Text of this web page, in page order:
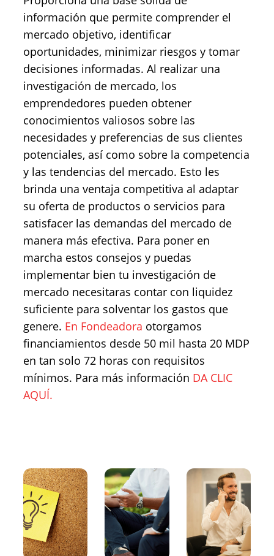
información que permite comprender el
mercado objetivo, identificar
oportunidades, minimizar riesgos y tomar
decisiones informadas. Al realizar una
investigación de mercado, los
emprendedores pueden obtener
conocimientos valiosos sobre las
necesidades y preferencias de sus clientes
potenciales, así como sobre la competencia
y las tendencias del mercado. Esto les
brinda una ventaja competitiva al adaptar
su oferta de productos o servicios para
satisfacer las demandas del mercado de
manera más efectiva. Para poner en
marcha estos consejos y puedas
implementar bien tu investigación de
mercado necesitaras contar con liquidez
suficiente para solventar los gastos que
genere. En Fondeadora otorgamos
financiamientos desde 50 mil hasta 20 MDP
en tan solo 72 horas con requisitos
mínimos. Para más información DA CLIC
AQUÍ.